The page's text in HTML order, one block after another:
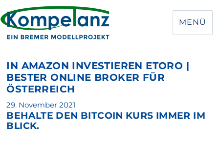
MENÜ
IN AMAZON INVESTIEREN ETORO |
BESTER ONLINE BROKER FÜR
ÖSTERREICH
Veröffentlicht
am
29. November 2021
BEHALTE DEN BITCOIN KURS IMMER IM
BLICK.